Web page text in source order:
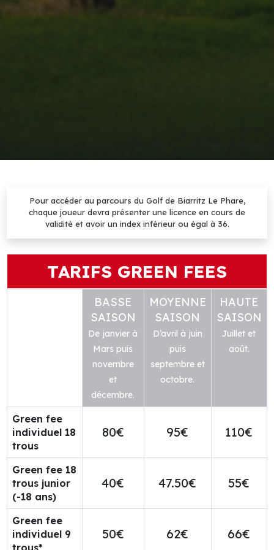
Pour accéder au parcours du Golf de Biarritz Le Phare,
chaque joueur devra présenter une licence en cours de
validité et avoir un index inférieur ou égal à 36.
TARIFS GREEN FEES
BASSE
SAISON
De janvier à
Mars puis
novembre
et
décembre.
MOYENNE
SAISON
D’avril à juin
puis
septembre et
octobre.
HAUTE
SAISON
Juillet et
août.
Green fee
individuel 18
trous
80€ 95€ 110€
Green fee 18
trous junior
(-18 ans)
40€ 47.50€ 55€
Green fee
individuel 9
50€ 62€ 66€